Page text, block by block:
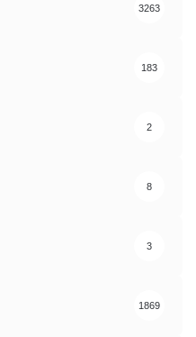
3263
183
2
8
3
1869